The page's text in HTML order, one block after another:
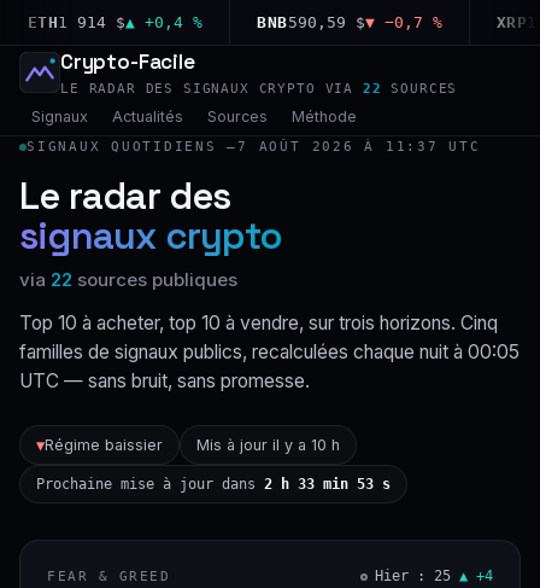
1 914 $▲ +0,4 % BNB590,59 $▼ −0,7 % XRP
Crypto-Facile
LE RADAR DES SIGNAUX CRYPTO VIA 22 SOURCES
Signaux Actualités Sources Méthode
SIGNAUX QUOTIDIENS —7 AOÛT 2026 À 11:37 UTC
Le radar des
signaux crypto
via 22 sources publiques
Top 10 à acheter, top 10 à vendre, sur trois horizons. Cinq
familles de signaux publics, recalculées chaque nuit à 00:05
UTC — sans bruit, sans promesse.
▼Régime baissier Mis à jour il y a 10 h
Prochaine mise à jour dans 2 h 33 min 52 s
FEAR & GREED Hier : 25 ▲ +4